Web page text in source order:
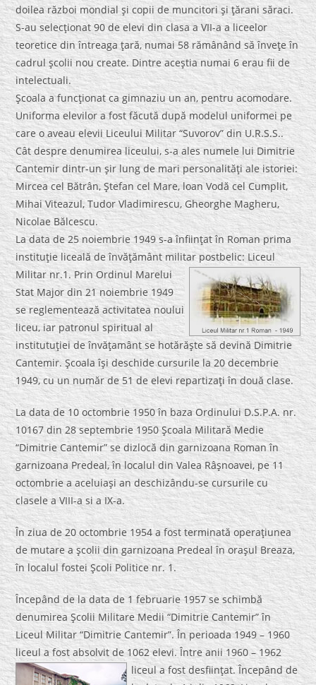
doilea război mondial şi copii de muncitori şi ţărani săraci.
S-au selecţionat 90 de elevi din clasa a VII-a a liceelor
teoretice din întreaga ţară, numai 58 rămânând să înveţe în
cadrul şcolii nou create. Dintre aceştia numai 6 erau fii de
intelectuali.
Şcoala a funcţionat ca gimnaziu un an, pentru acomodare.
Uniforma elevilor a fost făcută după modelul uniformei pe
care o aveau elevii Liceului Militar “Suvorov” din U.R.S.S..
Cât despre denumirea liceului, s-a ales numele lui Dimitrie
Cantemir dintr-un şir lung de mari personalităţi ale istoriei:
Mircea cel Bătrân, Ştefan cel Mare, loan Vodă cel Cumplit,
Mihai Viteazul, Tudor Vladimirescu, Gheorghe Magheru,
Nicolae Bălcescu.
La data de 25 noiembrie 1949 s-a înfiinţat în Roman prima
instituţie liceală de învăţământ militar postbelic: Liceul
Militar nr.1.Prin Ordinul Marelui
Stat Major din 21 noiembrie 1949
se reglementează activitatea noului
liceu, iar patronul spiritual al
institutuţiei de învăţamânt se hotărăşte să devină Dimitrie
Cantemir. Şcoala îşi deschide cursurile la 20 decembrie
1949, cu un număr de 51 de elevi repartizaţi în două clase.
La data de 10 octombrie 1950 în baza Ordinului D.S.P.A. nr.
10167 din 28 septembrie 1950 Şcoala Militară Medie
“Dimitrie Cantemir” se dizlocă din garnizoana Roman în
garnizoana Predeal, în localul din Valea Râşnoavei, pe 11
octombrie a aceluiaşi an deschizându-se cursurile cu
clasele a VIII-a si a IX-a.
În ziua de 20 octombrie 1954 a fost terminată operaţiunea
de mutare a şcolii din garnizoana Predeal în oraşul Breaza,
în localul fostei Şcoli Politice nr. 1.
Începând de la data de 1 februarie 1957 se schimbă
denumirea Şcolii Militare Medii “Dimitrie Cantemir” în
Liceul Militar “Dimitrie Cantemir”. În perioada 1949 – 1960
liceul a fost absolvit de 1062 elevi. Între anii 1960 – 1962
liceul a fost desfiinţat.Începând de